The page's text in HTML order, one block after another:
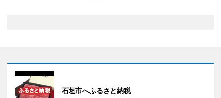
石垣市へふるさと納税